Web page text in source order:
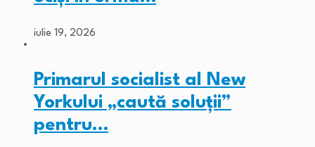
iulie 19, 2026
Primarul socialist al New
Yorkului „caută soluții”
pentru…